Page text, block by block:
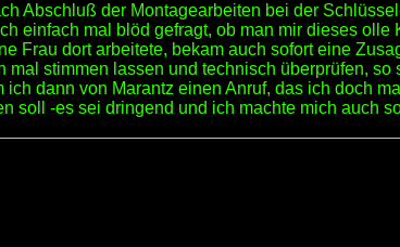
Abschluß der Montagearbeiten bei der
einfach mal blöd gefragt, ob man mir dieses olle
Frau dort arbeitete, bekam auch sofort eine
mal stimmen lassen und technisch überprüfen, so
ich dann von Marantz einen Anruf, das ich doch
soll -es sei dringend und ich machte mich auch